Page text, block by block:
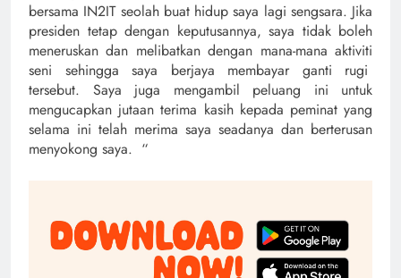
bersama IN2IT seolah buat hidup saya lagi sengsara. Jika
presiden tetap dengan keputusannya, saya tidak boleh
meneruskan dan melibatkan dengan mana-mana aktiviti
seni sehingga saya berjaya membayar ganti rugi
tersebut. Saya juga mengambil peluang ini untuk
mengucapkan jutaan terima kasih kepada peminat yang
selama ini telah merima saya seadanya dan berterusan
menyokong saya. “